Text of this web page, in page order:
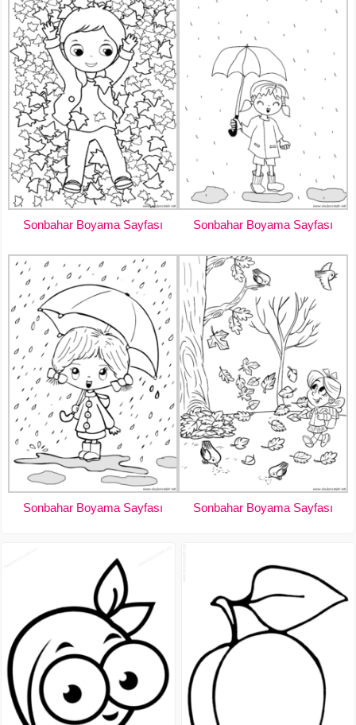
Sonbahar Boyama Sayfası Sonbahar Boyama Sayfası
Sonbahar Boyama Sayfası Sonbahar Boyama Sayfası